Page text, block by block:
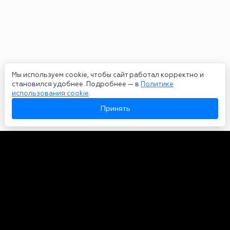
Мы используем cookie, чтобы сайт работал корректно и
становился удобнее. Подробнее — в Политике
использования cookie.
Принять